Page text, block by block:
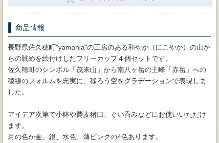
商品情報
長野県佐久穂町"yamania"の工房のある和やか（にこやか）の山か
らの眺めを絵付けしたフリーカップ４個セットです。
佐久穂町のシンボル「茂来山」から南八ヶ岳の主峰「赤岳」への
稜線のフォルムを忠実に、移ろう空をグラデーションで表現しま
した。
アイデア次第で小鉢や蕎麦猪口、ぐい呑みなどにお使いいただけ
ます。
月の色が金、銀、水色、薄ピンクの4色あります。